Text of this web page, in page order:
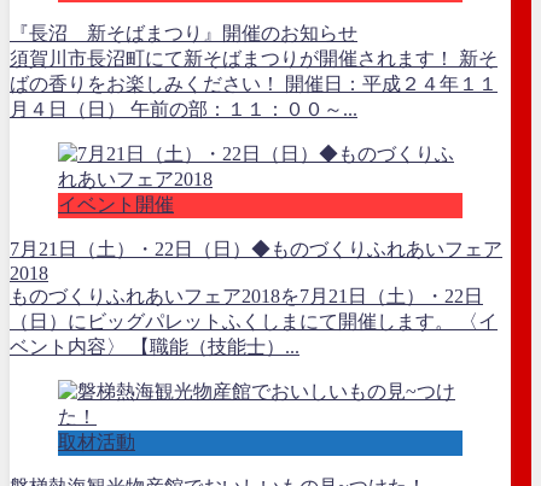
『長沼 新そばまつり』開催のお知らせ
須賀川市長沼町にて新そばまつりが開催されます！ 新そ
ばの香りをお楽しみください！ 開催日：平成２４年１１
月４日（日） 午前の部：１１：００～...
イベント開催
7月21日（土）・22日（日）◆ものづくりふれあいフェア
2018
ものづくりふれあいフェア2018を7月21日（土）・22日
（日）にビッグパレットふくしまにて開催します。 〈イ
ベント内容〉 【職能（技能士）...
取材活動